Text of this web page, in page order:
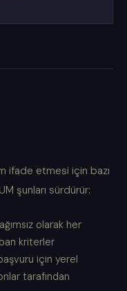
ifade etmesi için bazı
şunları sürdürür:
olarak her
kriterler
için yerel
tarafından